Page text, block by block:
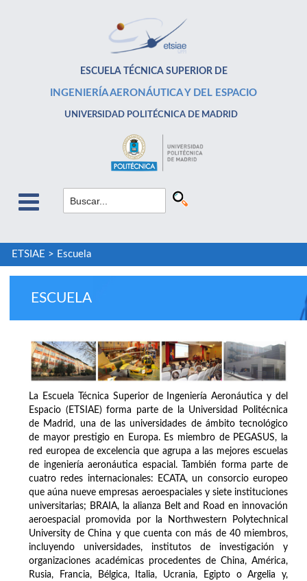
ESCUELA TÉCNICA SUPERIOR DE
INGENIERÍA AERONÁUTICA Y DEL ESPACIO
UNIVERSIDAD POLITÉCNICA DE MADRID
ETSIAE > Escuela
ESCUELA
La Escuela Técnica Superior de Ingeniería Aeronáutica y del
Espacio (ETSIAE) forma parte de la Universidad Politécnica
de Madrid, una de las universidades de ámbito tecnológico
de mayor prestigio en Europa. Es miembro de PEGASUS, la
red europea de excelencia que agrupa a las mejores escuelas
de ingeniería aeronáutica espacial. También forma parte de
cuatro redes internacionales: ECATA, un consorcio europeo
que aúna nueve empresas aeroespaciales y siete instituciones
universitarias; BRAIA, la alianza Belt and Road en innovación
aeroespacial promovida por la Northwestern Polytechnical
University de China y que cuenta con más de 40 miembros,
incluyendo universidades, institutos de investigación y
organizaciones académicas procedentes de China, América,
Rusia, Francia, Bélgica, Italia, Ucrania, Egipto o Argelia y,